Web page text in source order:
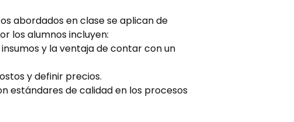
abordados en clase se aplican de
los alumnos incluyen:
y la ventaja de contar con un
y definir precios.
estándares de calidad en los procesos